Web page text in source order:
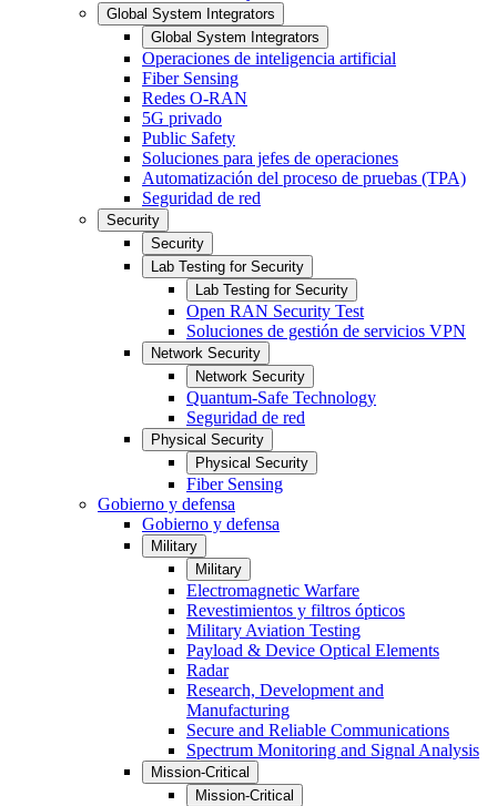
Global System Integrators
Global System Integrators
Operaciones de inteligencia artificial
Fiber Sensing
Redes O-RAN
5G privado
Public Safety
Soluciones para jefes de operaciones
Automatización del proceso de pruebas (TPA)
Seguridad de red
Security
Security
Lab Testing for Security
Lab Testing for Security
Open RAN Security Test
Soluciones de gestión de servicios VPN
Network Security
Network Security
Quantum-Safe Technology
Seguridad de red
Physical Security
Physical Security
Fiber Sensing
Gobierno y defensa
Gobierno y defensa
Military
Military
Electromagnetic Warfare
Revestimientos y filtros ópticos
Military Aviation Testing
Payload & Device Optical Elements
Radar
Research, Development and
Manufacturing
Secure and Reliable Communications
Spectrum Monitoring and Signal Analysis
Mission-Critical
Mission-Critical